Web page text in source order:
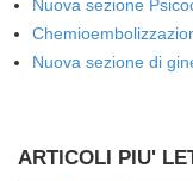
Nuova sezione
Nuova sezione di
ARTICOLI PIU'